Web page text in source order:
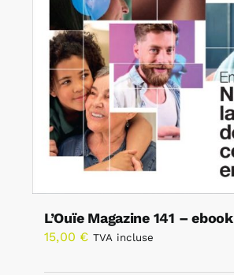
L’Ouïe Magazine 141 – ebook
15,00 € TVA incluse